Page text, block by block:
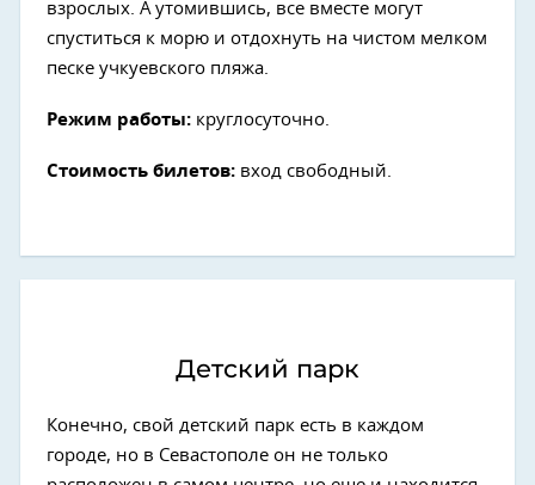
взрослых. А утомившись, все вместе могут
спуститься к морю и отдохнуть на чистом мелком
песке учкуевского пляжа.
Режим работы: круглосуточно.
Стоимость билетов: вход свободный.
Детский парк
Конечно, свой детский парк есть в каждом
городе, но в Севастополе он не только